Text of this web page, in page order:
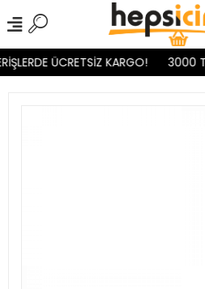
ÜCRETSİZ KARGO! 3000